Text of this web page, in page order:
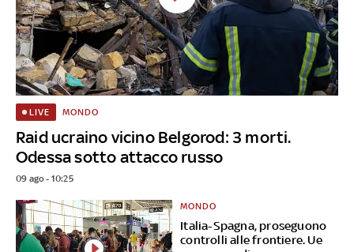
Raid ucraino vicino Belgorod: 3 morti.
Odessa sotto attacco russo
LIVE MONDO
09 ago - 10:25
Italia-Spagna, proseguono
controlli alle frontiere. Ue
MONDO